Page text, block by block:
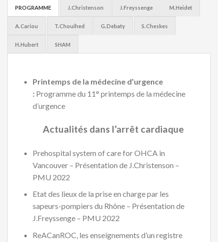
PROGRAMME J.Christenson J.Freyssenge M.Heidet
A.Cariou T.Chouihed G.Debaty S.Cheskes
H.Hubert SHAM
Printemps de la médecine d’urgence
: Programme du 11° printemps de la médecine
d’urgence
Actualités dans l’arrêt cardiaque
Prehospital system of care for OHCA in
Vancouver – Présentation de J.Christenson –
PMU 2022
Etat des lieux de la prise en charge par les
sapeurs-pompiers du Rhône – Présentation de
J.Freyssenge – PMU 2022
ReACanROC, les enseignements d’un registre